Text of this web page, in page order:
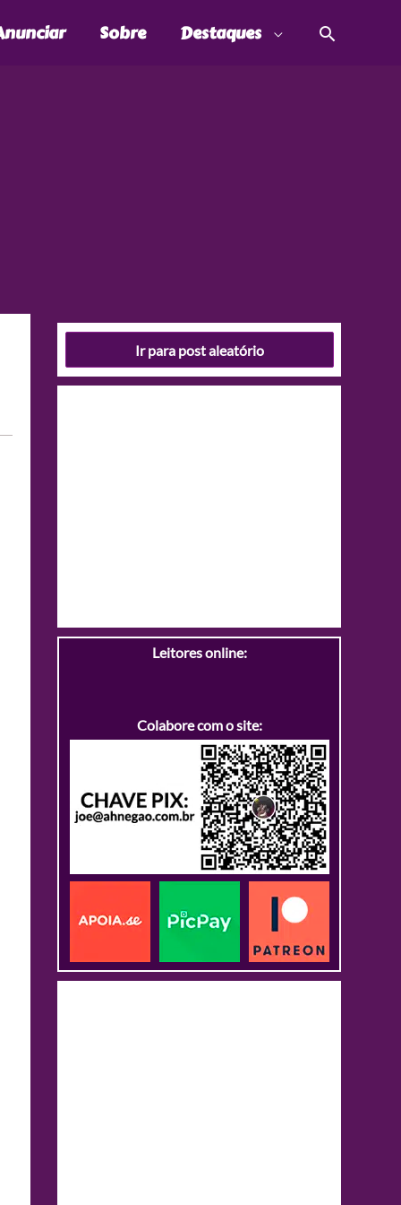
Sobre Destaques
Ir para post aleatório
Leitores online:
Colabore com o site: